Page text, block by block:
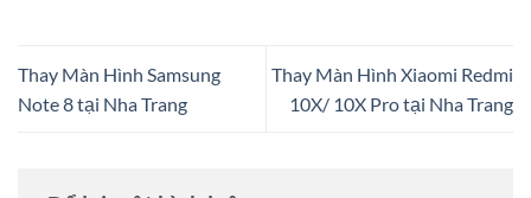
Thay Màn Hình Samsung
Note 8 tại Nha Trang
Thay Màn Hình Xiaomi Redmi
10X/ 10X Pro tại Nha Trang